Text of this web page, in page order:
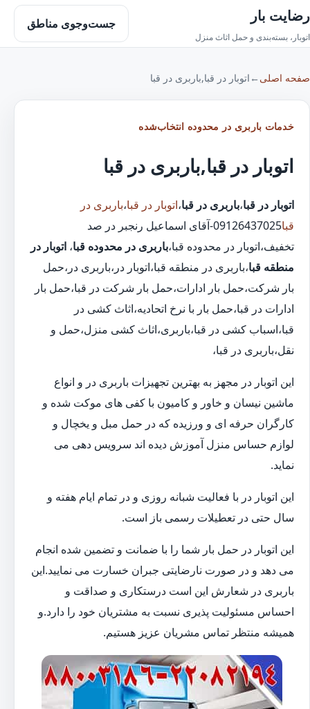
رضایت بار
اتوبار، بسته‌بندی و حمل اثاث منزل
جست‌وجوی مناطق
صفحه اصلی ← اتوبار در قبا,باربری در قبا
خدمات باربری در محدوده انتخاب‌شده
اتوبار در قبا,باربری در قبا
اتوبار در قبا،باربری در قبا،اتوبار در قبا،باربری در
قبا
09126437025-آقای اسماعیل رنجبر در صد
تخفیف،اتوبار در محدوده قبا،باربری در محدوده قبا، اتوبار در
منطقه قبا،باربری در منطقه قبا،اتوبار در،باربری در،حمل
بار شرکت،حمل بار ادارات،حمل بار شرکت در قبا،حمل بار
ادارات در قبا،حمل بار با نرخ اتحادیه،اثاث کشی در
قبا،اسباب کشی در قبا،باربری،اثاث کشی منزل،حمل و
نقل،باربری در قبا،
این اتوبار در مجهز به بهترین تجهیزات باربری در و انواع
ماشین نیسان و خاور و کامیون با کفی های موکت شده و
کارگران حرفه ای و ورزیده که در حمل مبل و یخچال و
لوازم حساس منزل آموزش دیده اند سرویس دهی می
نماید.
این اتوبار در با فعالیت شبانه روزی و در تمام ایام هفته و
سال حتی در تعطیلات رسمی باز است.
این اتوبار در حمل بار شما را با ضمانت و تضمین شده انجام
می دهد و در صورت نارضایتی جبران خسارت می نمایید.این
باربری در شعارش این است درستکاری و صداقت و
احساس مسئولیت پذیری نسبت به مشتریان خود را دارد.و
همیشه منتظر تماس مشریان عزیز هستیم.